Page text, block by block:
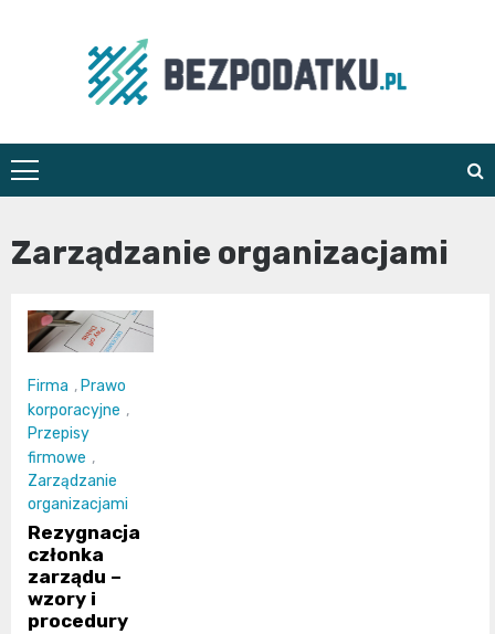
bezpodatku.pl
Zarządzanie organizacjami
Firma ,Prawo
korporacyjne ,
Przepisy
firmowe ,
Zarządzanie
organizacjami
Rezygnacja
członka
zarządu –
wzory i
procedury